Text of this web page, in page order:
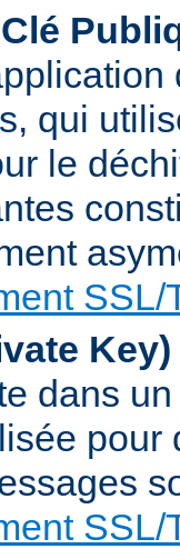
qui
le
SSL/
Key)
dans
pour
SSL/